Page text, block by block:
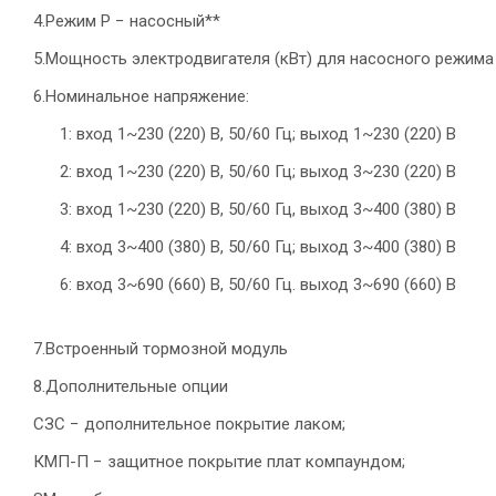
4.Режим P − насосный**
5.Мощность электродвигателя (кВт) для насосного
6.Номинальное напряжение:
1: вход 1~230 (220) В, 50/60 Гц; выход 1~230 (220) В
2: вход 1~230 (220) В, 50/60 Гц; выход 3~230 (220) В
3: вход 1~230 (220) В, 50/60 Гц, выход 3~400 (380) В
4: вход 3~400 (380) В, 50/60 Гц; выход 3~400 (380) В
6: вход 3~690 (660) В, 50/60 Гц. выход 3~690 (660) В
7.Встроенный тормозной модуль
8.Дополнительные опции
СЗС − дополнительное покрытие лаком;
КМП-П − защитное покрытие плат компаундом;